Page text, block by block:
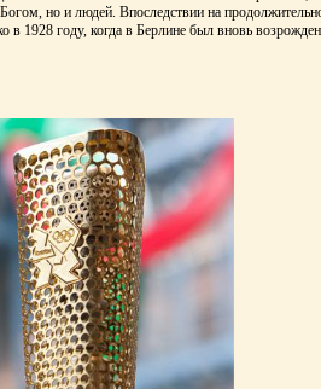
но и людей. Впоследствии на
в 1928 году, когда в Берлине был вновь